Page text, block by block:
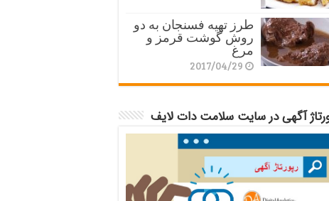
طرز تهیه فسنجان به دو
روش گوشت قرمز و
مرغ
2017/04/29
آگهی در سایت سلامت دات لایف